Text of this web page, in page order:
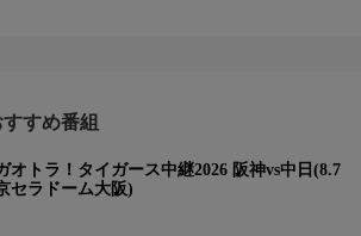
すめ番組
オトラ！タイガース中継2026 阪神vs中日(8.7
セラドーム大阪)